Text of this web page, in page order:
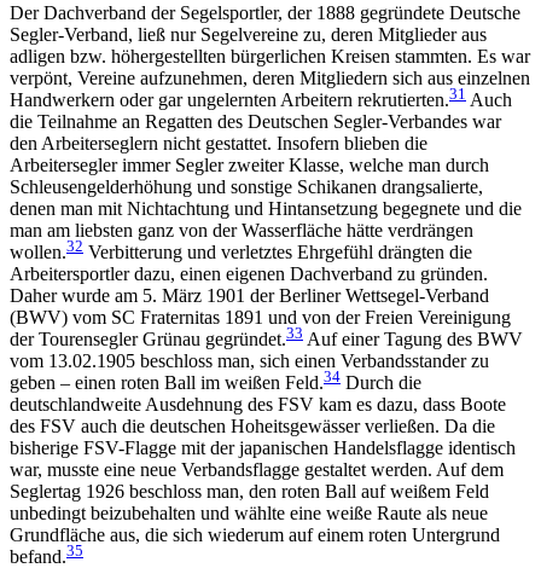
Der Dachverband der Segelsportler, der 1888 gegründete Deutsche
Segler-Verband, ließ nur Segelvereine zu, deren Mitglieder aus
adligen bzw. höhergestellten bürgerlichen Kreisen stammten. Es war
verpönt, Vereine aufzunehmen, deren Mitgliedern sich aus einzelnen
Handwerkern oder gar ungelernten Arbeitern rekrutierten.31 Auch
die Teilnahme an Regatten des Deutschen Segler-Verbandes war
den Arbeiterseglern nicht gestattet. Insofern blieben die
Arbeitersegler immer Segler zweiter Klasse, welche man durch
Schleusengelderhöhung und sonstige Schikanen drangsalierte,
denen man mit Nichtachtung und Hintansetzung begegnete und die
man am liebsten ganz von der Wasserfläche hätte verdrängen
wollen.32 Verbitterung und verletztes Ehrgefühl drängten die
Arbeitersportler dazu, einen eigenen Dachverband zu gründen.
Daher wurde am 5. März 1901 der Berliner Wettsegel-Verband
(BWV) vom SC Fraternitas 1891 und von der Freien Vereinigung
der Tourensegler Grünau gegründet.33 Auf einer Tagung des BWV
vom 13.02.1905 beschloss man, sich einen Verbandsstander zu
geben – einen roten Ball im weißen Feld.34 Durch die
deutschlandweite Ausdehnung des FSV kam es dazu, dass Boote
des FSV auch die deutschen Hoheitsgewässer verließen. Da die
bisherige FSV-Flagge mit der japanischen Handelsflagge identisch
war, musste eine neue Verbandsflagge gestaltet werden. Auf dem
Seglertag 1926 beschloss man, den roten Ball auf weißem Feld
unbedingt beizubehalten und wählte eine weiße Raute als neue
Grundfläche aus, die sich wiederum auf einem roten Untergrund
befand.35